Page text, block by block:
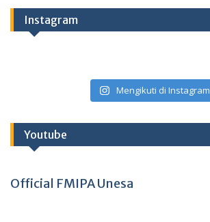
Instagram
Mengikuti di Instagram
Youtube
Official FMIPA Unesa